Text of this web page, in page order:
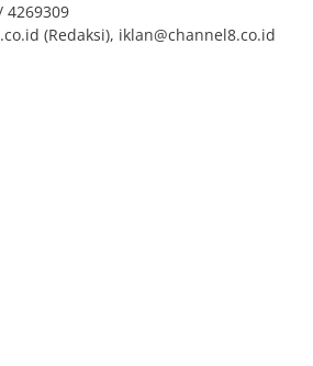
4269309
(Redaksi), iklan@channel8.co.id